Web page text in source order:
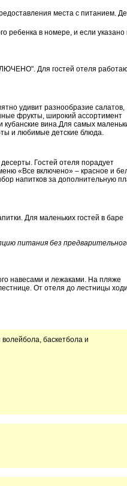
места с питанием.
ребенка в номере, и если указано
Для гостей отеля
удивит разнообразие салатов,
фрукты, широкий ассортимент
кубанские вина.Для самых
и любимые детские блюда.
Гостей отеля порадует
«Все включено» – красное и
напитков за дополнительную
Для маленьких гостей в баре
питания без
навесами и лежаками. На пляже
От отеля до лестницы
баскетбола и